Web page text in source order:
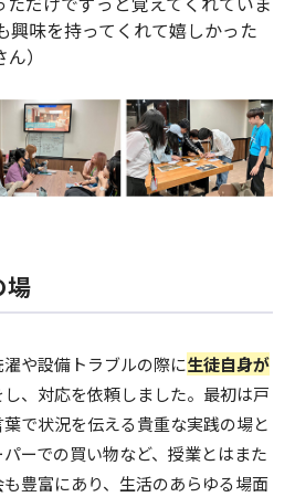
興味を持ってくれて嬉しかった
）
場
や設備トラブルの際に生徒自身が
し、対応を依頼しました。最初は戸
で状況を伝える貴重な実践の場と
ーでの買い物など、授業とはまた
豊富にあり、生活のあらゆる場面